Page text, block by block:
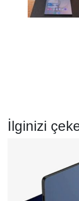
İlginizi